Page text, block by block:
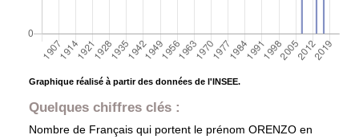
Graphique réalisé à partir des données de l'INSEE.
Quelques chiffres clés :
Nombre de Français qui portent le prénom ORENZO en